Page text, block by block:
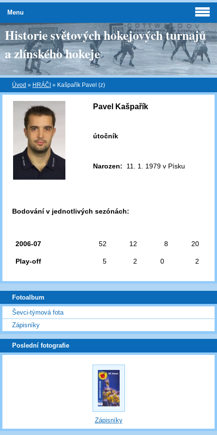
Historie světových hokejových turnajů
a zlínského hokeje
Úvod » HRÁČI » Kašpařík Pavel (z)
Pavel Kašpařík
útočník
Narozen: 11. 1. 1979 v Písku
Bodování v jednotlivých sezónách:
2006-07 52 12 8 20
Play-off 5 2 0 2
Menu
Fotoalbum
Ševci-týmová fota
Zápisníky
Poslední fotografie
Zápisníky